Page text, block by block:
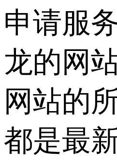
申请服
龙的网
网站的
都是最